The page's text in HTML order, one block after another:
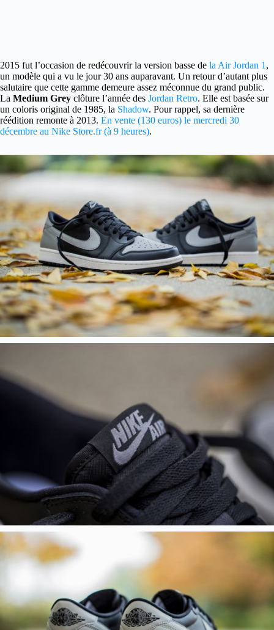
2015 fut l’occasion de redécouvrir la version basse de la Air Jordan 1 ,
un modèle qui a vu le jour 30 ans auparavant. Un retour d’autant plus
salutaire que cette gamme demeure assez méconnue du grand public.
La Medium Grey clôture l’année des Jordan Retro. Elle est basée sur
un coloris original de 1985, la Shadow. Pour rappel, sa dernière
réédition remonte à 2013. En vente (130 euros) le mercredi 30
décembre au Nike Store.fr (à 9 heures).